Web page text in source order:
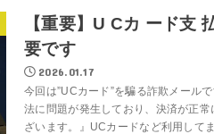
【重要】U Cカ ード支
要です
2026.01.17
今回は”UCカード”を騙る詐欺メール
法に問題が発生しており、決済が正
ざいます。』UCカードなど利用して